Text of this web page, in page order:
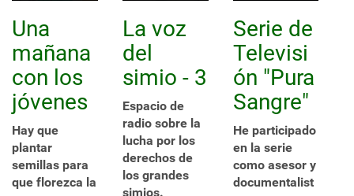
Una
mañana
con los
jóvenes
Hay que
plantar
semillas para
que florezca la
La voz
del
simio - 3
Espacio de
radio sobre la
lucha por los
derechos de
los grandes
simios.
Serie de
Televisi
ón "Pura
Sangre"
He participado
en la serie
como asesor y
documentalist